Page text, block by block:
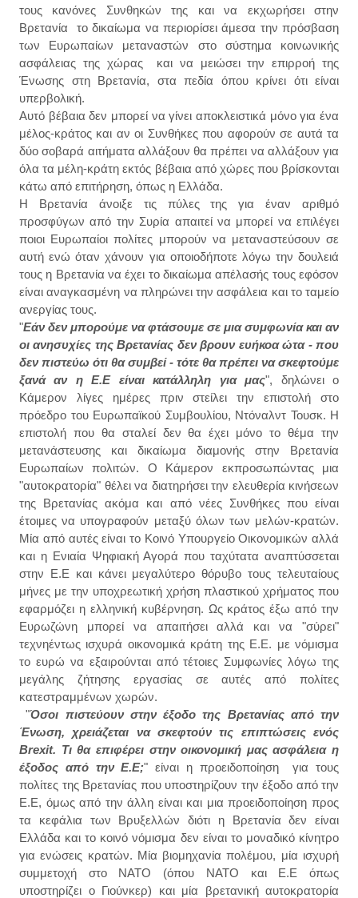
τους κανόνες Συνθηκών της και να εκχωρήσει στην
Βρετανία το δικαίωμα να περιορίσει άμεσα την πρόσβαση
των Ευρωπαίων μεταναστών στο σύστημα κοινωνικής
ασφάλειας της χώρας και να μειώσει την επιρροή της
Ένωσης στη Βρετανία, στα πεδία όπου κρίνει ότι είναι
υπερβολική.
Αυτό βέβαια δεν μπορεί να γίνει αποκλειστικά μόνο για ένα
μέλος-κράτος και αν οι Συνθήκες που αφορούν σε αυτά τα
δύο σοβαρά αιτήματα αλλάξουν θα πρέπει να αλλάξουν για
όλα τα μέλη-κράτη εκτός βέβαια από χώρες που βρίσκονται
κάτω από επιτήρηση, όπως η Ελλάδα.
Η Βρετανία άνοιξε τις πύλες της για έναν αριθμό
προσφύγων από την Συρία απαιτεί να μπορεί να επιλέγει
ποιοι Ευρωπαίοι πολίτες μπορούν να μεταναστεύσουν σε
αυτή ενώ όταν χάνουν για οποιοδήποτε λόγω την δουλειά
τους η Βρετανία να έχει το δικαίωμα απέλασής τους εφόσον
είναι αναγκασμένη να πληρώνει την ασφάλεια και το ταμείο
ανεργίας τους.
"Εάν δεν μπορούμε να φτάσουμε σε μια συμφωνία και αν
οι ανησυχίες της Βρετανίας δεν βρουν ευήκοα ώτα - που
δεν πιστεύω ότι θα συμβεί - τότε θα πρέπει να σκεφτούμε
ξανά αν η Ε.Ε είναι κατάλληλη για μας", δηλώνει ο
Κάμερον λίγες ημέρες πριν στείλει την επιστολή στο
πρόεδρο του Ευρωπαϊκού Συμβουλίου, Ντόναλντ Τουσκ. Η
επιστολή που θα σταλεί δεν θα έχει μόνο το θέμα την
μετανάστευσης και δικαίωμα διαμονής στην Βρετανία
Ευρωπαίων πολιτών. Ο Κάμερον εκπροσωπώντας μια
"αυτοκρατορία" θέλει να διατηρήσει την ελευθερία κινήσεων
της Βρετανίας ακόμα και από νέες Συνθήκες που είναι
έτοιμες να υπογραφούν μεταξύ όλων των μελών-κρατών.
Μία από αυτές είναι το Κοινό Υπουργείο Οικονομικών αλλά
και η Ενιαία Ψηφιακή Αγορά που ταχύτατα αναπτύσσεται
στην Ε.Ε και κάνει μεγαλύτερο θόρυβο τους τελευταίους
μήνες με την υποχρεωτική χρήση πλαστικού χρήματος που
εφαρμόζει η ελληνική κυβέρνηση. Ως κράτος έξω από την
Ευρωζώνη μπορεί να απαιτήσει αλλά και να "σύρει"
τεχνηέντως ισχυρά οικονομικά κράτη της Ε.Ε. με νόμισμα
το ευρώ να εξαιρούνται από τέτοιες Συμφωνίες λόγω της
μεγάλης ζήτησηςεργασίας σε αυτές από πολίτες
κατεστραμμένων χωρών.
"Όσοι πιστεύουν στην έξοδο της Βρετανίας από την
Ένωση, χρειάζεται να σκεφτούν τις επιπτώσεις ενός
Brexit. Τι θα επιφέρει στην οικονομική μας ασφάλεια η
έξοδος από την Ε.Ε;" είναι η προειδοποίηση για τους
πολίτες της Βρετανίας που υποστηρίζουν την έξοδο από την
Ε.Ε, όμως από την άλλη είναι και μια προειδοποίηση προς
τα κεφάλια των Βρυξελλών διότι η Βρετανία δεν είναι
Ελλάδα και το κοινό νόμισμα δεν είναι το μοναδικό κίνητρο
για ενώσεις κρατών. Μία βιομηχανία πολέμου, μία ισχυρή
συμμετοχή στο ΝΑΤΟ (όπου ΝΑΤΟ και Ε.Ε όπως
υποστηρίζει ο Γιούνκερ) και μία βρετανική αυτοκρατορία